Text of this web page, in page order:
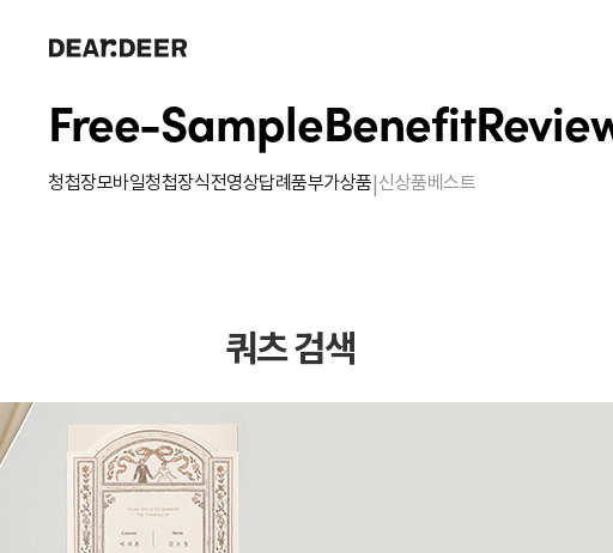
Free-SampleBenefit
청첩장모바일청첩장식전영상답례품부가상품|신상품베스트
쿼츠 검색